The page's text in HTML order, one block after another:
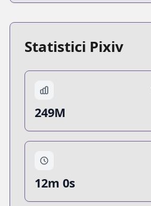
Statistici Pixiv
249M
12m 0s